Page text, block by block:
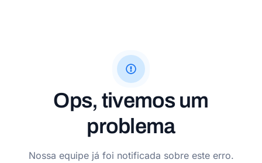
Ops, tivemos um
problema
Nossa equipe já foi notificada sobre este erro.